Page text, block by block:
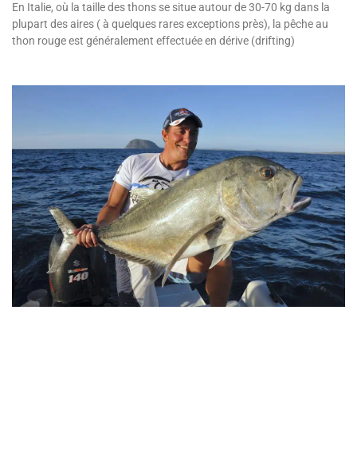
En Italie, où la taille des thons se situe autour de 30-70 kg dans la
plupart des aires ( à quelques rares exceptions près), la pêche au
thon rouge est généralement effectuée en dérive (drifting)